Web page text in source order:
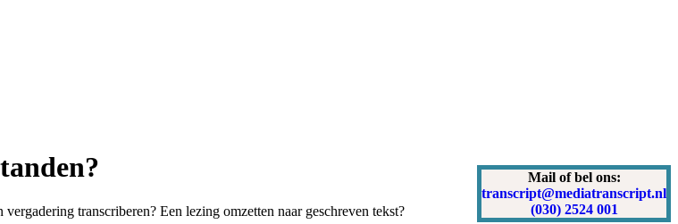
Mail of bel ons:
transcript@mediatranscript.nl
(030) 2524 001
transcriberen? Een lezing omzetten naar geschreven tekst?